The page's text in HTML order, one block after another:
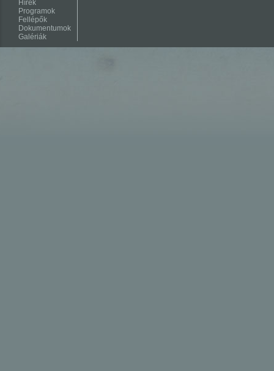
Hírek
Programok
Fellépők
Dokumentumok
Galériák